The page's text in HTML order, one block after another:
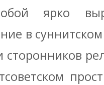
ярко
в
сторонников